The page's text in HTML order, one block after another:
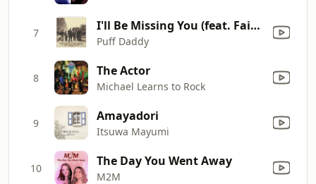
7 I'll Be Missing You (feat. Faith Evans & 112)
Puff Daddy
8 The Actor
Michael Learns to Rock
9 Amayadori
Itsuwa Mayumi
10 The Day You Went Away
M2M